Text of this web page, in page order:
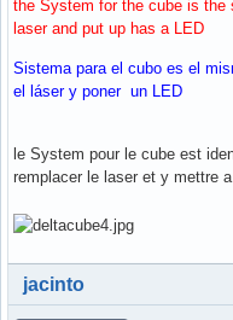
the System for the cube is the
laser and put up has a LED
Sistema para el cubo es el
el láser y poner un LED
le System pour le cube est
remplacer le laser et y mettre
Hors ligne
jacinto